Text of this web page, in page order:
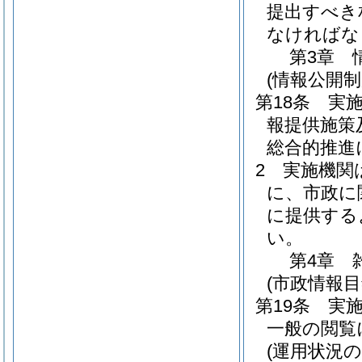
提出すべ
なければ
第3章
(情報公開
第18条
実
報提供施策
総合的推
2
実施機関
に、市政
に提供す
い。
第4章
(市政情報
第19条
実
一般の閲
(運用状況